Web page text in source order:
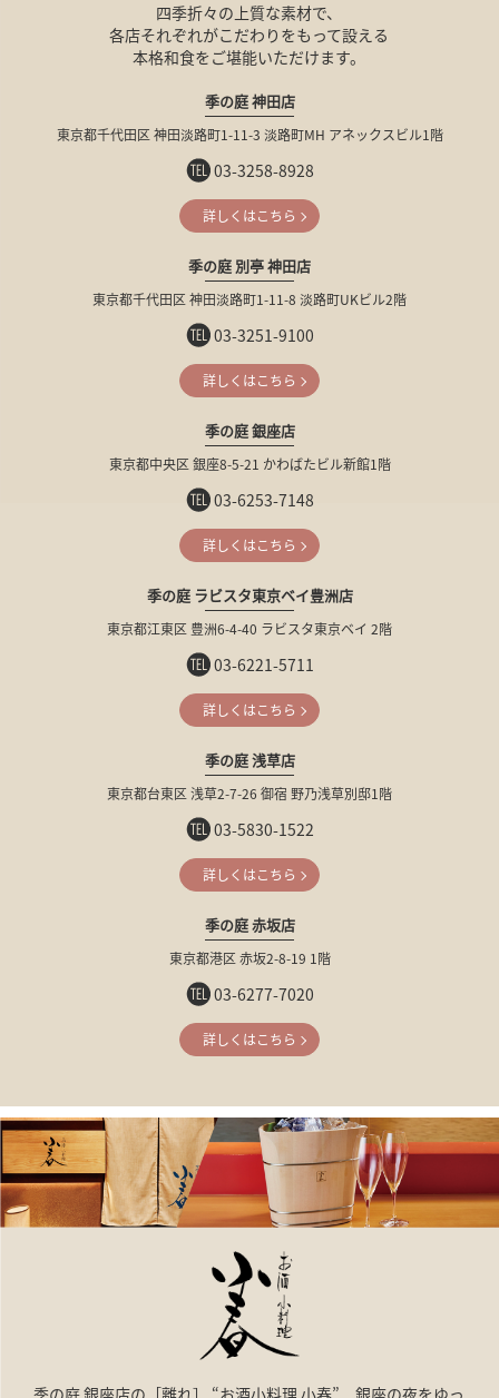
四季折々の上質な素材で、
各店それぞれがこだわりをもって設える
本格和食をご堪能いただけます。
季の庭 神田店
東京都千代田区神田淡路町1-11-3 淡路町MH アネックスビル1階
03-3258-8928
詳しくはこちら
季の庭 別亭 神田店
東京都千代田区神田淡路町1-11-8 淡路町UKビル2階
03-3251-9100
詳しくはこちら
季の庭 銀座店
東京都中央区銀座8-5-21 かわばたビル新館1階
03-6253-7148
詳しくはこちら
季の庭 ラビスタ東京ベイ豊洲店
東京都江東区 豊洲6-4-40 ラビスタ東京ベイ 2階
03-6221-5711
詳しくはこちら
季の庭 浅草店
東京都台東区浅草2-7-26 御宿 野乃浅草別邸1階
03-5830-1522
詳しくはこちら
季の庭 赤坂店
東京都港区赤坂2-8-19 1階
03-6277-7020
詳しくはこちら
季の庭 銀座店の［離れ］ “お酒小料理 小春” 銀座の夜をゆっ